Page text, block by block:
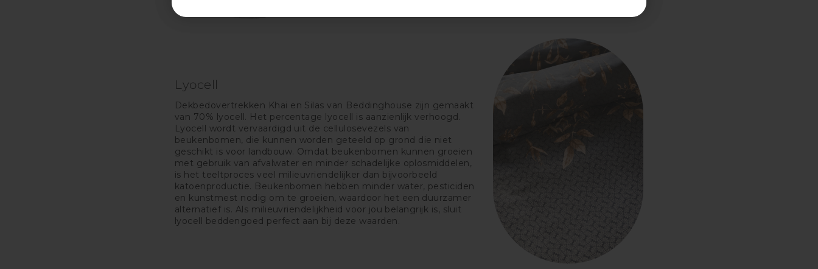
Lyocell
Dekbedovertrekken Khai en Silas van Beddinghouse zijn gemaakt
van 70% lyocell. Het percentage lyocell is aanzienlijk verhoogd.
Lyocell wordt vervaardigd uit de cellulosevezels van
beukenbomen, die kunnen worden geteeld op grond die niet
geschikt is voor landbouw. Omdat beukenbomen kunnen groeien
met gebruik van afvalwater en minder schadelijke oplosmiddelen,
is het teeltproces veel milieuvriendelijker dan bijvoorbeeld
katoenproductie. Beukenbomen hebben minder water, pesticiden
en kunstmest nodig om te groeien, waardoor het een duurzamer
alternatief is. Als milieuvriendelijkheid voor jou belangrijk is, sluit
lyocell beddengoed perfect aan bij deze waarden.